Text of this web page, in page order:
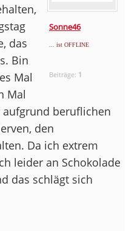
Sonne46
... ist OFFLINE
Beiträge: 1
das
Bin
Mal
Mal
aufgrund beruflichen
den
Da ich extrem
leider an Schokolade
das schlägt sich